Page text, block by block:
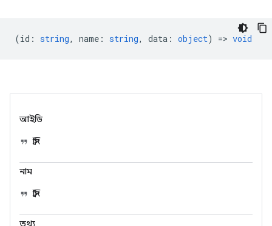
(id : string, name : string, data : object) => void
আইডি
স্ট্রিং
নাম
স্ট্রিং
তথ্য